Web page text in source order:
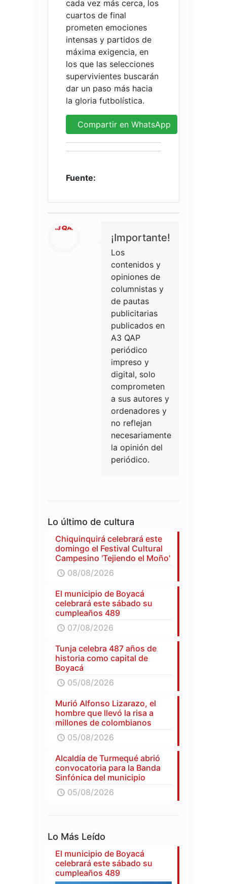
cada vez más cerca, los
cuartos de final
prometen emociones
intensas y partidos de
máxima exigencia, en
los que las selecciones
supervivientes buscarán
dar un paso más hacia
la gloria futbolística.
Compartir en WhatsApp
Fuente:
¡Importante!
Los
contenidos y
opiniones de
columnistas y
de pautas
publicitarias
publicados en
A3 QAP
periódico
impreso y
digital, solo
comprometen
a sus autores y
ordenadores y
no reflejan
necesariamente
la opinión del
periódico.
Lo último de cultura
Chiquinquirá celebrará este
domingo el Festival Cultural
Campesino 'Tejiendo el Moño'
08/08/2026
El municipio de Boyacá
celebrará este sábado su
cumpleaños 489
07/08/2026
Tunja celebra 487 años de
historia como capital de
Boyacá
05/08/2026
Murió Alfonso Lizarazo, el
hombre que llevó la risa a
millones de colombianos
05/08/2026
Alcaldía de Turmequé abrió
convocatoria para la Banda
Sinfónica del municipio
05/08/2026
Lo Más Leído
El municipio de Boyacá
celebrará este sábado su
cumpleaños 489